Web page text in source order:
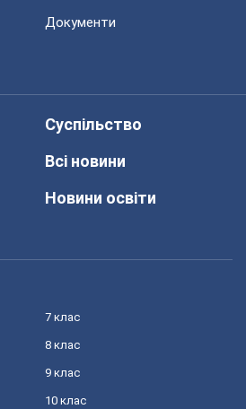
Документи
Суспільство
Всі новини
Новини освіти
7 клас
8 клас
9 клас
10 клас